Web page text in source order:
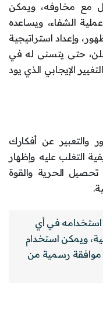
مع مخاوفه، ويمكن
الشفاء، ويساعده
وإعداد استراتيجية
حتى يتسنى له في
الإيجابي الذي يود
عن أفكارك
التغلب عليه وإظهار
الحرية والقوة
استخدامه في أي
ويمكن استخدام
موافقة رسمية من